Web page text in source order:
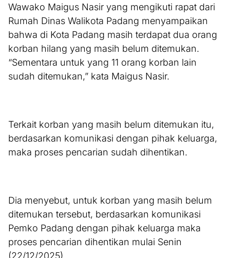
Wawako Maigus Nasir yang mengikuti rapat dari
Rumah Dinas Walikota Padang menyampaikan
bahwa di Kota Padang masih terdapat dua orang
korban hilang yang masih belum ditemukan.
“Sementara untuk yang 11 orang korban lain
sudah ditemukan,” kata Maigus Nasir.
Terkait korban yang masih belum ditemukan itu,
berdasarkan komunikasi dengan pihak keluarga,
maka proses pencarian sudah dihentikan.
Dia menyebut, untuk korban yang masih belum
ditemukan tersebut, berdasarkan komunikasi
Pemko Padang dengan pihak keluarga maka
proses pencarian dihentikan mulai Senin
(22/12/2025).